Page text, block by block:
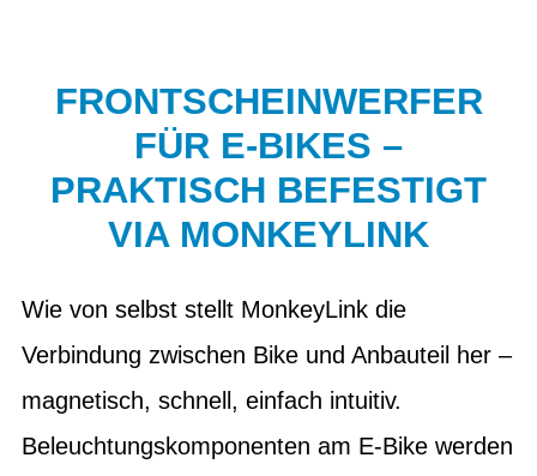
FRONTSCHEINWERFER
FÜR E-BIKES –
PRAKTISCH BEFESTIGT
VIA MONKEYLINK
Wie von selbst stellt MonkeyLink die
Verbindung zwischen Bike und Anbauteil her –
magnetisch, schnell, einfach intuitiv.
Beleuchtungskomponenten am E-Bike werden